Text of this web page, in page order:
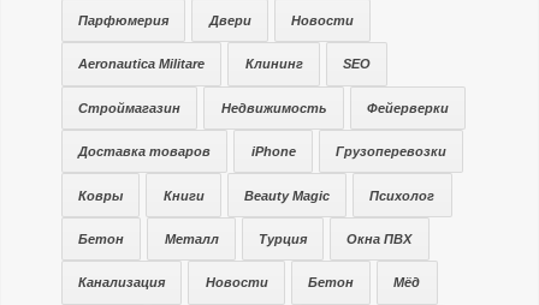
Парфюмерия Двери Новости
Aeronautica Militare Клининг SEO
Строймагазин Недвижимость Фейерверки
Доставка товаров iPhone Грузоперевозки
Ковры Книги Beauty Magic Психолог
Бетон Металл Турция Окна ПВХ
Канализация Новости Бетон Мёд